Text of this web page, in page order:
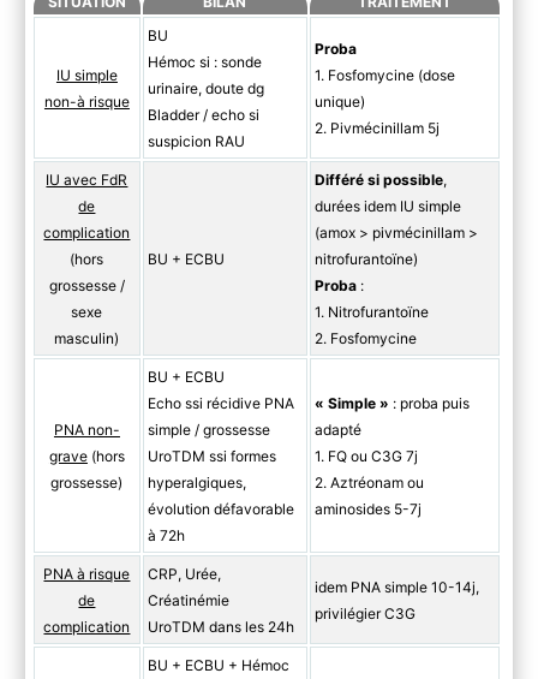
IU simple
non-à risque
BU
Hémoc si : sonde
urinaire, doute dg
Bladder / echo si
suspicion RAU
Proba
1. Fosfomycine (dose
unique)
2. Pivmécinillam 5j
IU avec FdR
de
complication
(hors
grossesse /
sexe
masculin)
BU + ECBU
Différé si possible,
durées idem IU simple
(amox > pivmécinillam >
nitrofurantoïne)
Proba :
1. Nitrofurantoïne
2. Fosfomycine
PNA non-
grave(hors
grossesse)
BU + ECBU
Echo ssi récidive PNA
simple / grossesse
UroTDM ssi formes
hyperalgiques,
évolution défavorable
à 72h
« Simple » : proba puis
adapté
1. FQ ou C3G 7j
2. Aztréonam ou
aminosides 5-7j
PNA à risque
de
complication
CRP, Urée,
Créatinémie
UroTDM dans les 24h
idem PNA simple 10-14j,
privilégier C3G
BU + ECBU + Hémoc